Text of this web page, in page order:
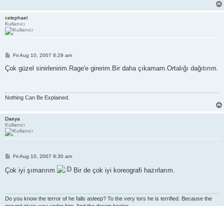
celephael
Kullanıcı
P
s
Fri Aug 10, 2007 8:29 am
Çok güzel sinirlenirim.Rage'e girerim.Bir daha çıkamam.Ortalığı dağıtırım.
Nothing Can Be Explained.
Daeya
Kullanıcı
P
s
t
Fri Aug 10, 2007 9:30 am
Çok iyi şımarırım Bir de çok iyi koreografi hazırlarım.
Do you know the terror of he falls asleep? To the very tors he is terrified. Because the